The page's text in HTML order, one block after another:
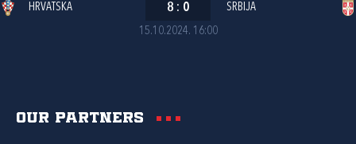
15.10.2024. 16:00
HRVATSKA 8 : 0 SRBIJA
Our partners